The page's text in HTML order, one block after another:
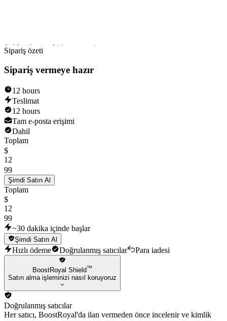
Lifetime Warranty:
If the account gets banned or lost due to any defect of our own you
Sipariş özeti
Sipariş vermeye hazır
12 hours
Teslimat
12 hours
Tam e-posta erişimi
Dahil
Toplam
$
12
99
Şimdi Satın Al
Toplam
$
12
99
~30 dakika içinde başlar
Şimdi Satın Al
Hızlı ödeme Doğrulanmış satıcılar Para iadesi
BoostRoyal Shield™
Satın alma işleminizi nasıl koruyoruz
Doğrulanmış satıcılar
Her satıcı, BoostRoyal'da ilan vermeden önce incelenir ve kimlik